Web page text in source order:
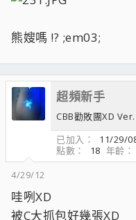
熊嫂嗎 !? ;em03;
超頻新手
CBB勸敗團XD
已加入
11/29/
點數
18 年齡
4/29/12
哇咧XD
被C大抓包好幾張XD